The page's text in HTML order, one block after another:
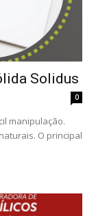
Solidus
0
manipulação.
O principal